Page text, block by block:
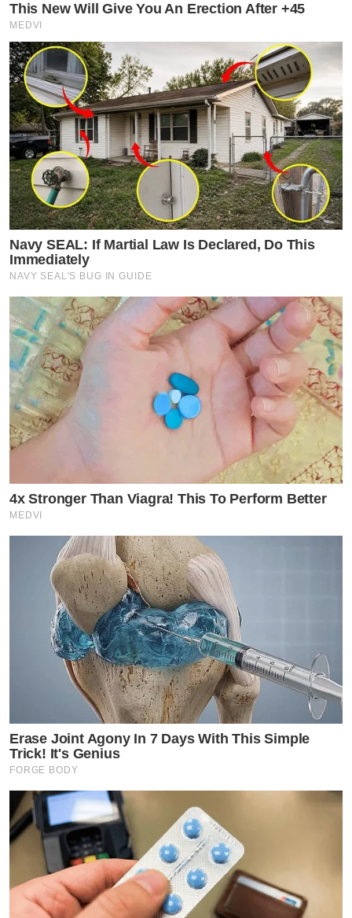
This New Will Give You An Erection After +45
MEDVI
Navy SEAL: If Martial Law Is Declared, Do This
Immediately
NAVY SEAL'S BUG IN GUIDE
4x Stronger Than Viagra! This To Perform Better
MEDVI
Erase Joint Agony In 7 Days With This Simple
Trick! It's Genius
FORGE BODY